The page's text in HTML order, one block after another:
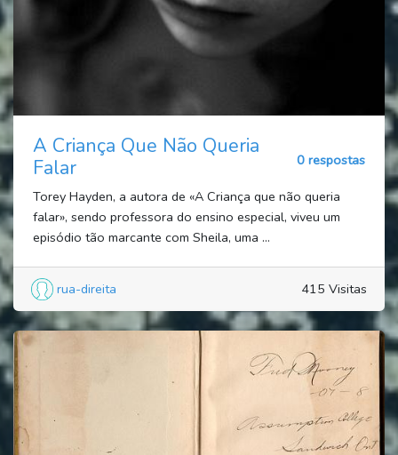
A Criança Que Não Queria
Falar
0 respostas
Torey Hayden, a autora de «A Criança que não queria
falar», sendo professora do ensino especial, viveu um
episódio tão marcante com Sheila, uma ...
rua-direita 415 Visitas